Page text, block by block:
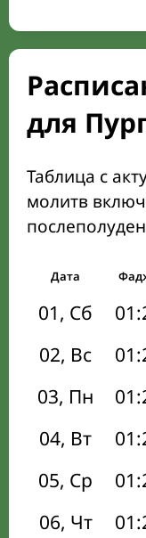
для
Таблица с
молитв
Дата
01, Сб
02, Вс
03, Пн
04, Вт
05, Ср
06, Чт